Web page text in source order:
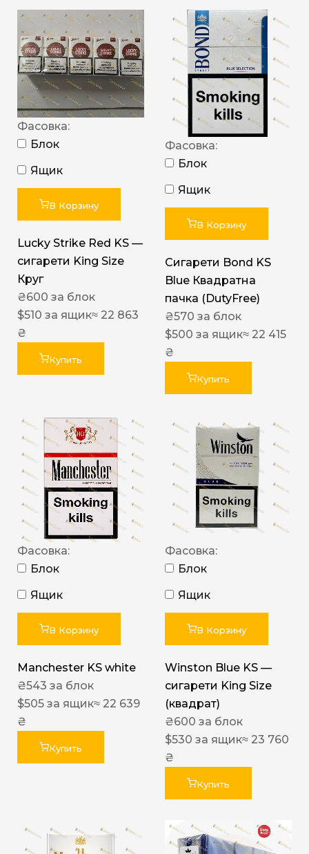
Фасовка:
Блок
Ящик
В Корзину
Lucky Strike Red KS —
сигарети King Size
Круг
₴600 за блок
$510 за ящик≈ 22 863
₴
Купить
Фасовка:
Блок
Ящик
В Корзину
Сигарети Bond KS
Blue Квадратна
пачка (DutyFree)
₴570 за блок
$500 за ящик≈ 22 415
₴
Купить
Фасовка:
Блок
Ящик
В Корзину
Manchester KS white
₴543 за блок
$505 за ящик≈ 22 639
₴
Купить
Фасовка:
Блок
Ящик
В Корзину
Winston Blue KS —
сигарети King Size
(квадрат)
₴600 за блок
$530 за ящик≈ 23 760
₴
Купить